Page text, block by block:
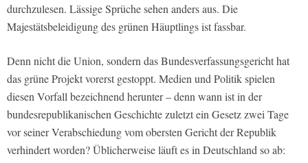
durchzulesen. Lässige Sprüche sehen anders aus. Die
Majestätsbeleidigung des grünen Häuptlings ist fassbar.
Denn nicht die Union, sondern das Bundesverfassungsgericht hat
das grüne Projekt vorerst gestoppt. Medien und Politik spielen
diesen Vorfall bezeichnend herunter – denn wann ist in der
bundesrepublikanischen Geschichte zuletzt ein Gesetz zwei Tage
vor seiner Verabschiedung vom obersten Gericht der Republik
verhindert worden? Üblicherweise läuft es in Deutschland so ab: